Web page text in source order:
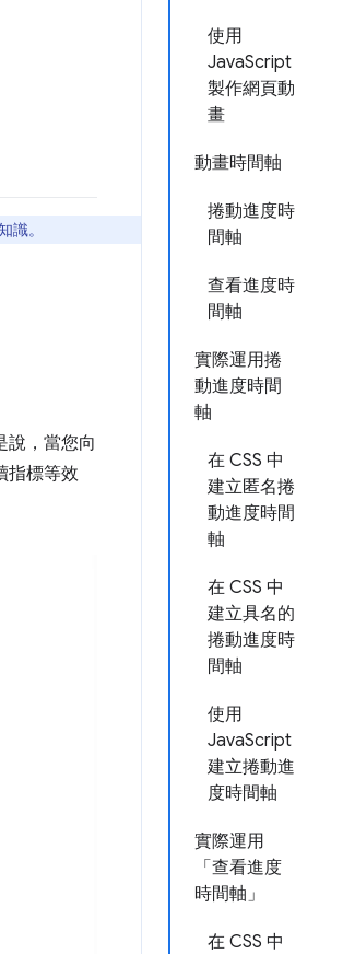
使用
JavaScript
製作網頁動
畫
動畫時間軸
捲動進度時
間軸
查看進度時
間軸
實際運用捲
動進度時間
軸
在 CSS 中
建立匿名捲
動進度時間
軸
在 CSS 中
建立具名的
捲動進度時
間軸
使用
JavaScript
建立捲動進
度時間軸
實際運用
「查看進度
時間軸」
在 CSS 中
識。
說，當您向
指標等效